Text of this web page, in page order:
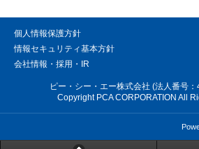
個人情報保護方針
情報セキュリティ基本方針
会社情報・採用・IR
ピー・シー・エー株式会社 (法人番号
Copyright PCA CORPORATION All